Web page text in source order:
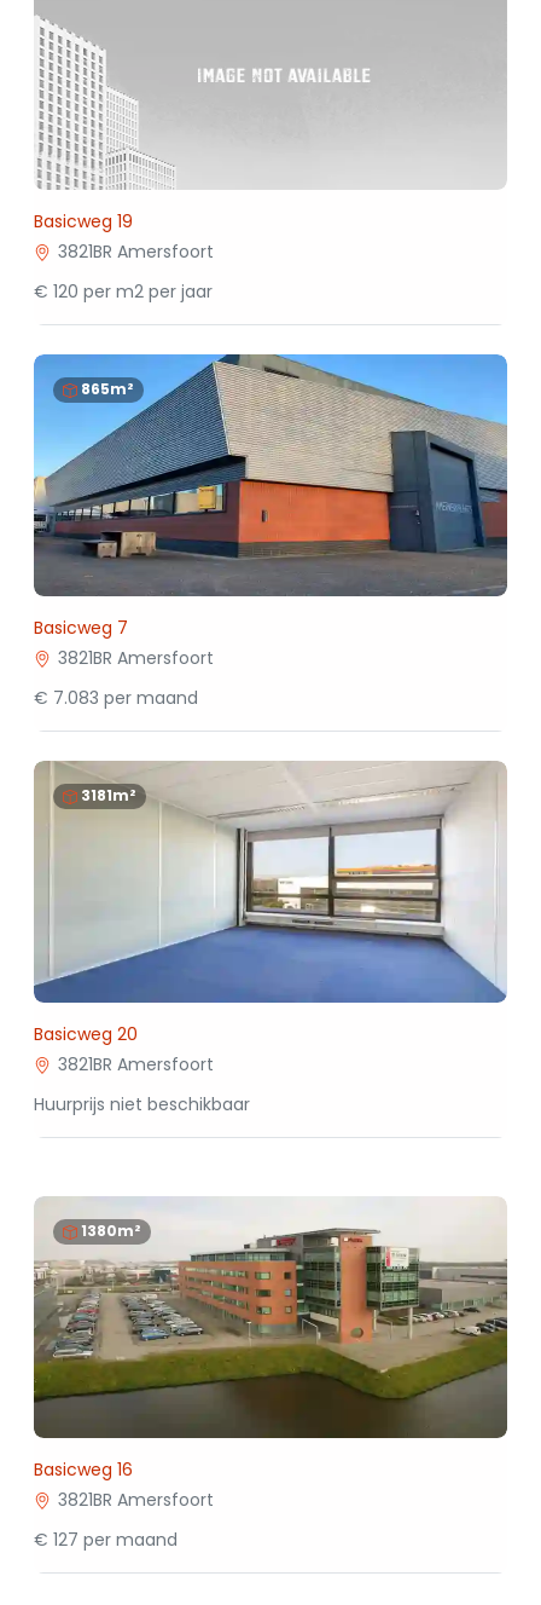
Basicweg 19
3821BR Amersfoort
€ 120 per m2 per jaar
865m²
Basicweg 7
3821BR Amersfoort
€ 7.083 per maand
3181m²
Basicweg 20
3821BR Amersfoort
Huurprijs niet beschikbaar
1380m²
Basicweg 16
3821BR Amersfoort
€ 127 per maand